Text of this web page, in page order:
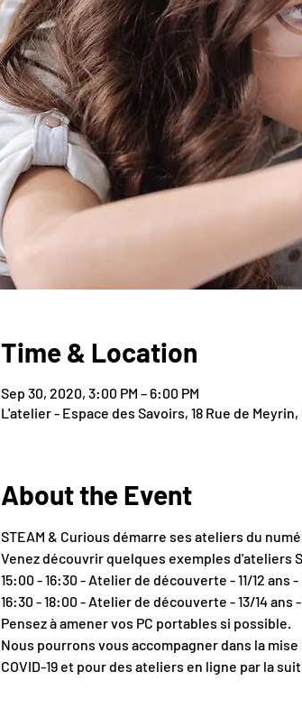
Time & Location
Sep 30, 2020, 3:00 PM – 6:00 PM
L'atelier - Espace des Savoirs, 18 Rue de
About the Event
STEAM & Curious démarre ses ateliers du
Venez découvrir quelques exemples d'ateliers
15:00 - 16:30 - Atelier de découverte - 11/12
16:30 - 18:00 - Atelier de découverte - 13/14
Pensez à amener vos PC portables si possible.
Nous pourrons vous accompagner dans la
COVID-19 et pour des ateliers en ligne par la